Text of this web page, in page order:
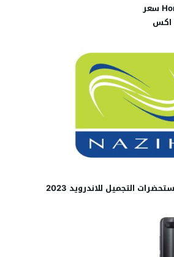
مواصفات هونر Honor 9X سعر
التجميل للاندرويد 2023